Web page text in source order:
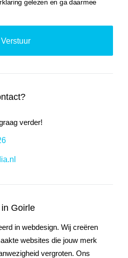
gelezen en ga daarmee
verder!
in Goirle
in webdesign. Wij creëren
websites die jouw merk
vergroten. Ons